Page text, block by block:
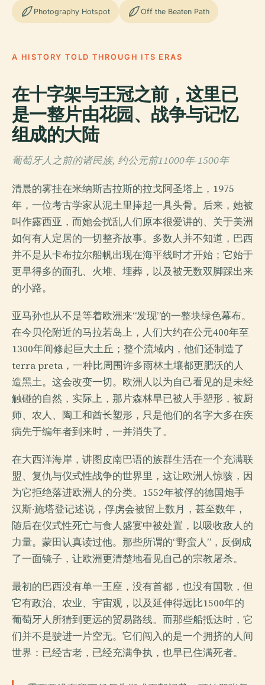
Photography Hotspot Off the Beaten Path
A HISTORY TOLD THROUGH ITS ERAS
在十字架与王冠之前，这里已
是一整片由花园、战争与记忆
组成的大陆
葡萄牙人之前的诸民族, 约公元前11000年-1500年
清晨的雾挂在米纳斯吉拉斯的拉戈阿圣塔上，1975
年，一位考古学家从泥土里捧起一具头骨。后来，她被
叫作露西亚，而她会扰乱人们原本很爱讲的、关于美洲
如何有人定居的一切整齐故事。多数人并不知道，巴西
并不是从卡布拉尔船帆出现在海平线时才开始；它始于
更早得多的面孔、火堆、埋葬，以及被无数双脚踩出来
的小路。
亚马孙也从不是等着欧洲来“发现”的一整块绿色幕布。
在今贝伦附近的马拉若岛上，人们大约在公元400年至
1300年间修起巨大土丘；整个流域内，他们还制造了
terra preta，一种比周围许多雨林土壤都更肥沃的人
造黑土。这会改变一切。欧洲人以为自己看见的是未经
触碰的自然，实际上，那片森林早已被人手塑形，被厨
师、农人、陶工和酋长塑形，只是他们的名字大多在疾
病先于编年者到来时，一并消失了。
在大西洋海岸，讲图皮南巴语的族群生活在一个充满联
盟、复仇与仪式性战争的世界里，这让欧洲人惊骇，因
为它拒绝落进欧洲人的分类。1552年被俘的德国炮手
汉斯·施塔登记述说，俘虏会被留上数月，甚至数年，
随后在仪式性死亡与食人盛宴中被处置，以吸收敌人的
力量。蒙田认真读过他。那些所谓的“野蛮人”，反倒成
了一面镜子，让欧洲更清楚地看见自己的宗教屠杀。
最初的巴西没有单一王座，没有首都，也没有国歌，但
它有政治、农业、宇宙观，以及延伸得远比1500年的
葡萄牙人所猜到更远的贸易路线。而那些船抵达时，它
们并不是驶进一片空无。它们闯入的是一个拥挤的人间
世界：已经古老，已经充满争执，也早已住满死者。